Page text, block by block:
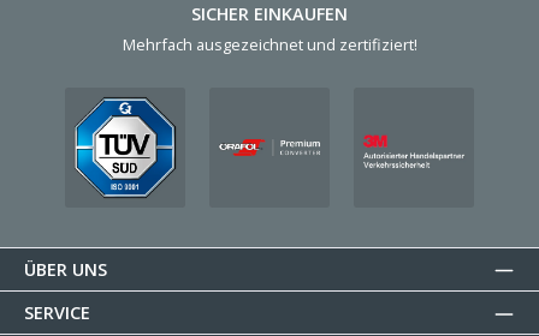
SICHER EINKAUFEN
Mehrfach ausgezeichnet und zertifiziert!
ÜBER UNS
SERVICE